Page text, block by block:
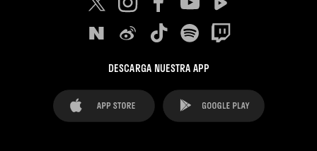
DESCARGA NUESTRA APP